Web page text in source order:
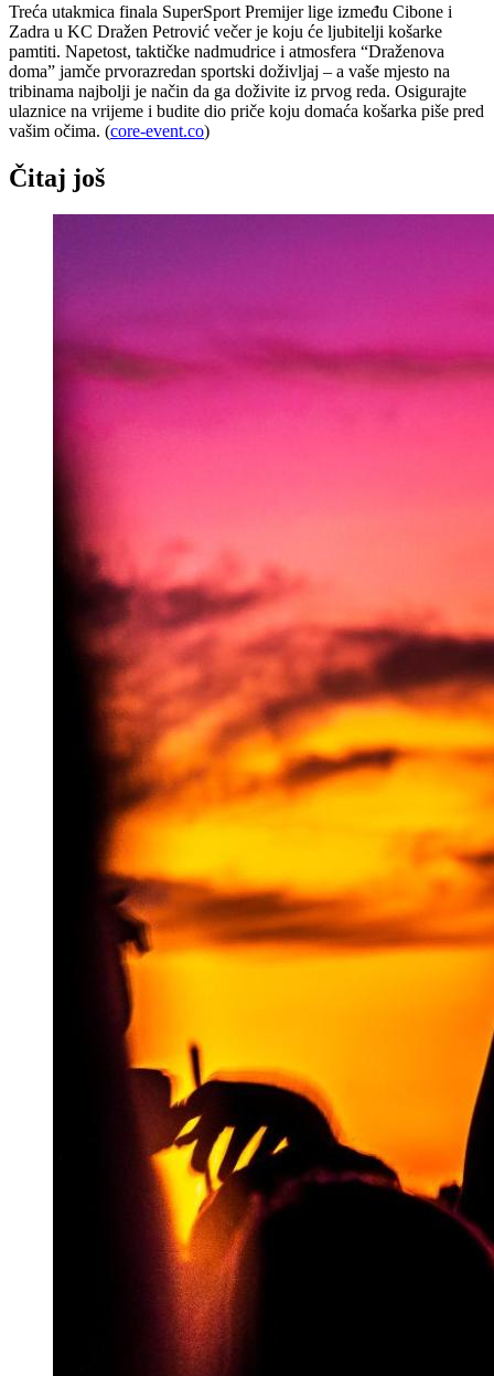
Treća utakmica finala SuperSport Premijer lige između Cibone i
Zadra u KC Dražen Petrović večer je koju će ljubitelji košarke
pamtiti. Napetost, taktičke nadmudrice i atmosfera “Draženova
doma” jamče prvorazredan sportski doživljaj – a vaše mjesto na
tribinama najbolji je način da ga doživite iz prvog reda. Osigurajte
ulaznice na vrijeme i budite dio priče koju domaća košarka piše pred
vašim očima. (core-event.co)
Čitaj još